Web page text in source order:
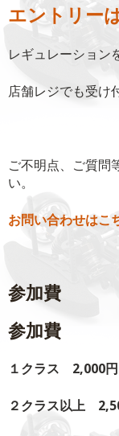
エントリー
レギュレーション
店舗レジでも受け
ご不明点、ご質問
い。
お問い合わせはこ
参加費
参加費
１クラス 2,000
２クラス以上